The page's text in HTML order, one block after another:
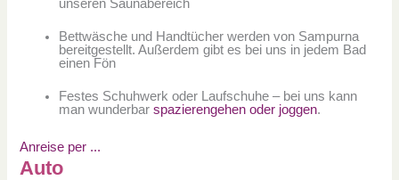
unseren Saunabereich
Bettwäsche und Handtücher werden von Sampurna
bereitgestellt. Außerdem gibt es bei uns in jedem Bad
einen Fön
Festes Schuhwerk oder Laufschuhe – bei uns kann
man wunderbarspazierengehen oder joggen.
Anreise per ...
Auto